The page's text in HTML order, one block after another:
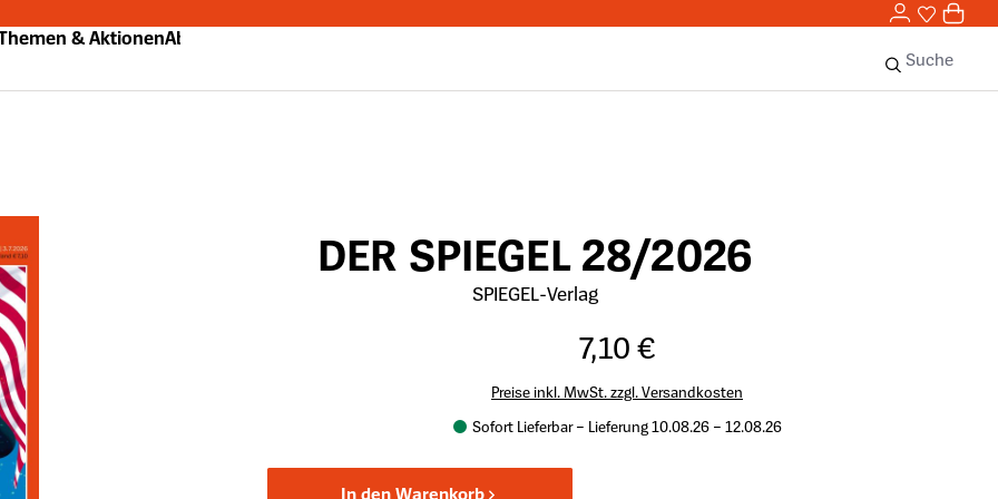
0,00
0
& AktionenAbo
Suche
DER SPIEGEL 28/2026
SPIEGEL-Verlag
7,10 €
Preise inkl. MwSt. zzgl. Versandkosten
Sofort Lieferbar – Lieferung 10.08.26 – 12.08.26
In den Warenkorb